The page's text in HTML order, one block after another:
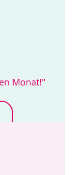
Monat!"